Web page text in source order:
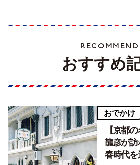
RECOMMEND
おすすめ
おでかけ
【京都
龍彦が訪
春時代を